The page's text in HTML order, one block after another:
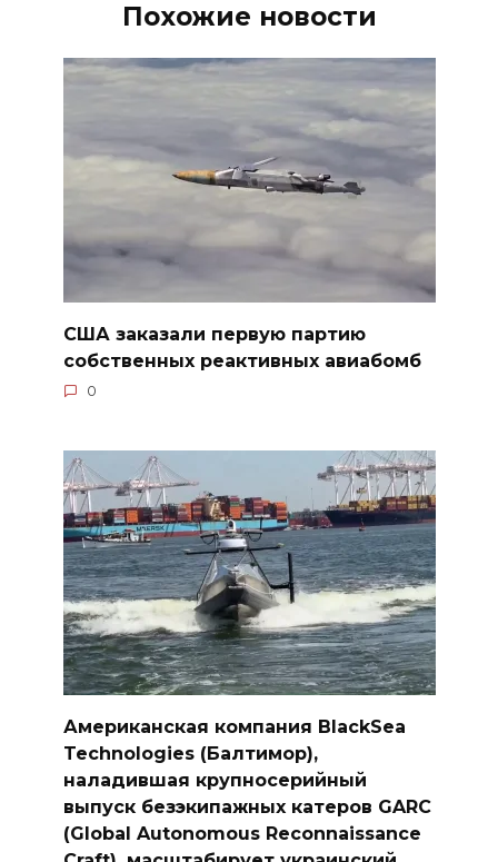
Похожие новости
США заказали первую партию
собственных реактивных авиабомб
0
Американская компания BlackSea
Technologies (Балтимор),
наладившая крупносерийный
выпуск безэкипажных катеров GARC
(Global Autonomous Reconnaissance